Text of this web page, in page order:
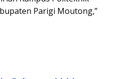
Parigi Moutong,”